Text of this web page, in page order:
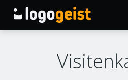
KI Logo Generator